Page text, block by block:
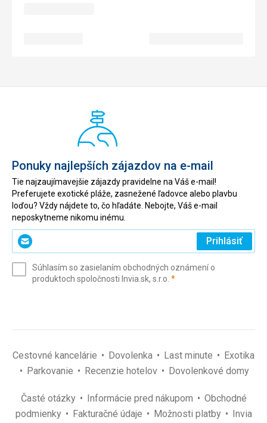
Ponuky najlepších zájazdov na e-mail
Tie najzaujímavejšie zájazdy pravidelne na Váš e-mail!
Preferujete exotické pláže, zasnežené ľadovce alebo plavbu
loďou? Vždy nájdete to, čo hľadáte. Nebojte, Váš e-mail
neposkytneme nikomu inému.
Zadajte
svoj
(povinné)
Prihlásiť
Súhlasím so zasielaním obchodných oznámení o
produktoch spoločnosti Invia.sk, s.r.o. *(povinné)
Cestovné kancelárie Dovolenka Last minute
Exotika
Parkovanie
Recenzie hotelov Dovolenkové domy
Časté otázky Informácie pred nákupom
Obchodné
podmienky
Fakturačné údaje Možnosti platby
Invia